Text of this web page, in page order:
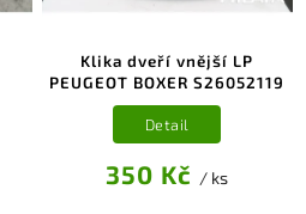
Klika dveří vnější LP
PEUGEOT BOXER S26052119
350 Kč / ks
Detail